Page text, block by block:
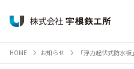
HOME お知らせ 「浮力起伏式防水